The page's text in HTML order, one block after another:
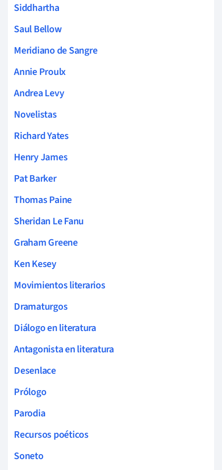
Siddhartha
Saul Bellow
Meridiano de Sangre
Annie Proulx
Andrea Levy
Novelistas
Richard Yates
Henry James
Pat Barker
Thomas Paine
Sheridan Le Fanu
Graham Greene
Ken Kesey
Movimientos literarios
Dramaturgos
Diálogo en literatura
Antagonista en literatura
Desenlace
Prólogo
Parodia
Recursos poéticos
Soneto